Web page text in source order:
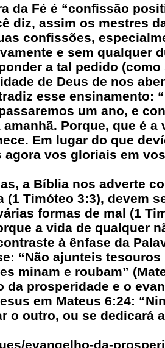
da Fé é “confissão
diz, assim os mestres
confissões,
e sem qualquer
a tal pedido
de Deus de nos
esse ensinamento:
um ano, e
Porque, que é
Em lugar do que
vos gloriais em
a Bíblia nos adverte
Timóteo 3:3), devem
formas de mal (1
a vida de qualquer
à ênfase da
“Não ajunteis tesouros
minam e roubam”
prosperidade e o
em Mateus 6:24:
o outro, ou se dedicará
evangelho-da-